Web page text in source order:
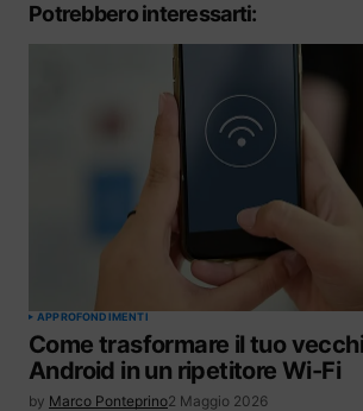
Potrebbero interessarti:
APPROFONDIMENTI
Come trasformare il tuo
Android in un ripetitore Wi-Fi
by Marco Ponteprino2 Maggio 2026